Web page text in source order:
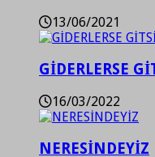
13/06/2021
GİDERLERSE
16/03/2022
NERESİNDEYİZ